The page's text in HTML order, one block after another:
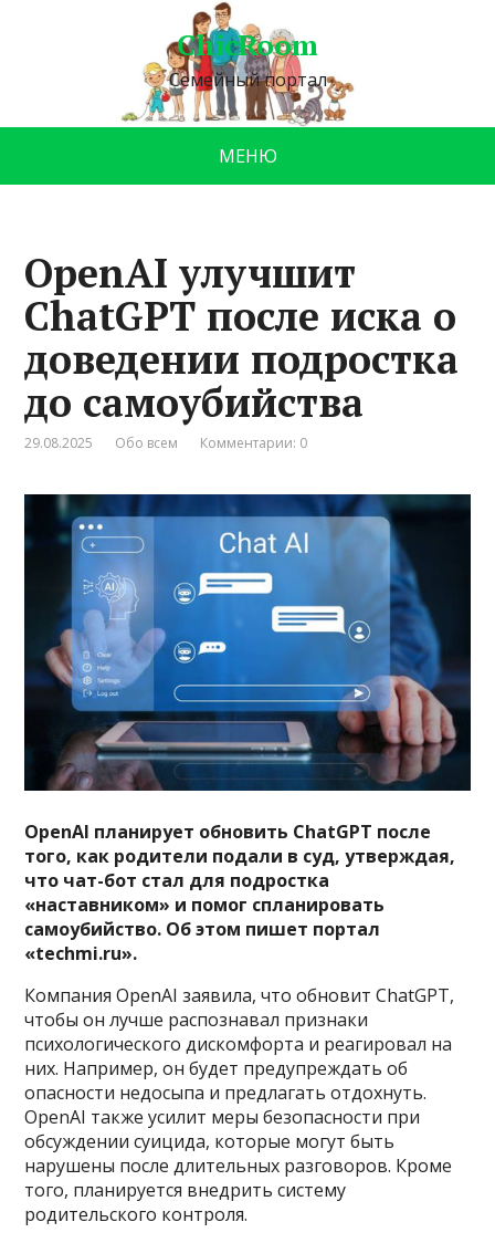
ChicRoom
Семейный портал
МЕНЮ
OpenAI улучшит
ChatGPT после иска о
доведении подростка
до самоубийства
29.08.2025 Обо всем Комментарии: 0
OpenAI планирует обновить ChatGPT после
того, как родители подали в суд, утверждая,
что чат-бот стал для подростка
«наставником» и помог спланировать
самоубийство. Об этом пишет портал
«techmi.ru».
Компания OpenAI заявила, что обновит ChatGPT,
чтобы он лучше распознавал признаки
психологического дискомфорта и реагировал на
них. Например, он будет предупреждать об
опасности недосыпа и предлагать отдохнуть.
OpenAI также усилит меры безопасности при
обсуждении суицида, которые могут быть
нарушены после длительных разговоров. Кроме
того, планируется внедрить систему
родительского контроля.